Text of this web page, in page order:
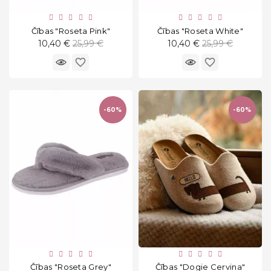
Čības "Roseta Pink"
10,40 € Standarta
cena
25,99 €
favorite_border
Čības "Roseta White"
10,40 € Standarta
cena
25,99 €
favorite_border
-60%
Čības "Roseta Grey"
-60%
Čības "Dogie Cervina"